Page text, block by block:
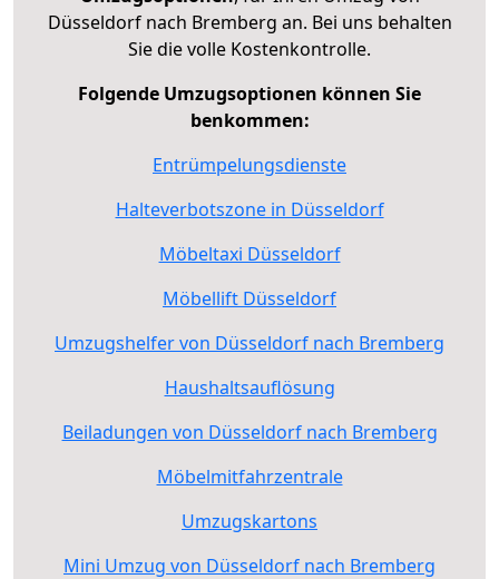
Düsseldorf nach Bremberg an. Bei uns behalten
Sie die volle Kostenkontrolle.
Folgende Umzugsoptionen können Sie
benkommen:
Entrümpelungsdienste
Halteverbotszone in Düsseldorf
Möbeltaxi Düsseldorf
Möbellift Düsseldorf
Umzugshelfer von Düsseldorf nach Bremberg
Haushaltsauflösung
Beiladungen von Düsseldorf nach Bremberg
Möbelmitfahrzentrale
Umzugskartons
Mini Umzug von Düsseldorf nach Bremberg